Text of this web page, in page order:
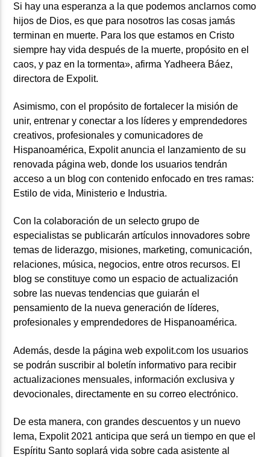
Si hay una esperanza a la que podemos anclarnos como
hijos de Dios, es que para nosotros las cosas jamás
terminan en muerte. Para los que estamos en Cristo
siempre hay vida después de la muerte, propósito en el
caos, y paz en la tormenta», afirma Yadheera Báez,
directora de Expolit.
Asimismo, con el propósito de fortalecer la misión de
unir, entrenar y conectar a los líderes y emprendedores
creativos, profesionales y comunicadores de
Hispanoamérica, Expolit anuncia el lanzamiento de su
renovada página web, donde los usuarios tendrán
acceso a un blog con contenido enfocado en tres ramas:
Estilo de vida, Ministerio e Industria.
Con la colaboración de un selecto grupo de
especialistas se publicarán artículos innovadores sobre
temas de liderazgo, misiones, marketing, comunicación,
relaciones, música, negocios, entre otros recursos. El
blog se constituye como un espacio de actualización
sobre las nuevas tendencias que guiarán el
pensamiento de la nueva generación de líderes,
profesionales y emprendedores de Hispanoamérica.
Además, desde la página web expolit.com los usuarios
se podrán suscribir al boletín informativo para recibir
actualizaciones mensuales, información exclusiva y
devocionales, directamente en su correo electrónico.
De esta manera, con grandes descuentos y un nuevo
lema, Expolit 2021 anticipa que será un tiempo en que el
Espíritu Santo soplará vida sobre cada asistente al